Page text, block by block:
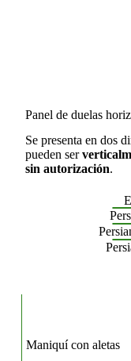
Panel de duelas
Se presenta en dos
pueden ser
sin autorización.
Maniquí con aletas